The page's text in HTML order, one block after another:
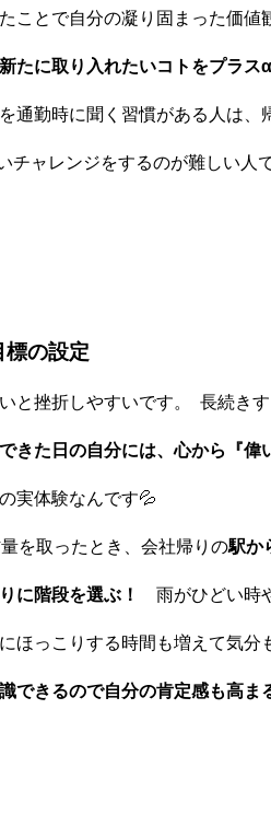
ことで自分の凝り固まった価値
たに取り入れたいコトをプラス
通勤時に聞く習慣がある人は、
チャレンジをするのが難しい人
標の設定
と挫折しやすいです。 長続きす
きた日の自分には、心から『偉
実体験なんです💦
を取ったとき、会社帰りの駅か
に階段を選ぶ！ 雨がひどい時
ほっこりする時間も増えて気分
できるので自分の肯定感も高ま